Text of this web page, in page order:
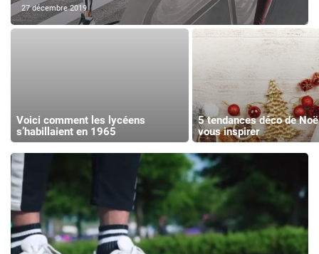
27 décembre 2019
Voici comment les lycéens
s’habillaient en 1965
5 tendances déco de
vous inspirer